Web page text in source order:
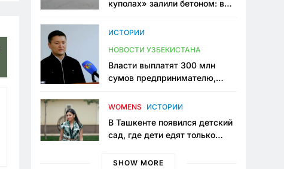
куполах» залили бетоном: в
одно общественное
ИСТОРИИ
НОВОСТИ УЗБЕКИСТАНА
Власти выплатят 300 млн
сумов предпринимателю,
тюрьме по незаконному
WOMENS ИСТОРИИ
В Ташкенте появился детский
сад, где дети едят только
мама, которая устала просить
SHOW MORE